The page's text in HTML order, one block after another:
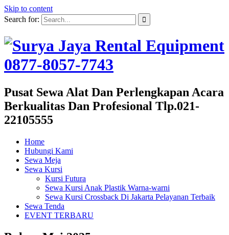
Skip to content
Search for:
Pusat Sewa Alat Dan Perlengkapan Acara
Berkualitas Dan Profesional Tlp.021-
22105555
Home
Hubungi Kami
Sewa Meja
Sewa Kursi
Kursi Futura
Sewa Kursi Anak Plastik Warna-warni
Sewa Kursi Crossback Di Jakarta Pelayanan Terbaik
Sewa Tenda
EVENT TERBARU